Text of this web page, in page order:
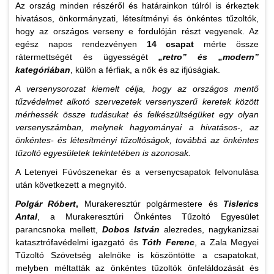
Az ország minden részéről és határainkon túlról is érkeztek
hivatásos, önkormányzati, létesítményi és önkéntes tűzoltók,
hogy az országos verseny e fordulóján részt vegyenek. Az
egész napos rendezvényen 14 csapat mérte össze
rátermettségét és ügyességét„retro” és „modern”
kategóriában, külön a férfiak, a nők és az ifjúságiak.
A versenysorozat kiemelt célja, hogy az országos mentő
tűzvédelmet alkotó szervezetek versenyszerű keretek között
mérhessék össze tudásukat és felkészültségüket egy olyan
versenyszámban, melynek hagyományai a hivatásos-, az
önkéntes- és létesítményi tűzoltóságok, továbbá az önkéntes
tűzoltó egyesületek tekintetében is azonosak.
A Letenyei Fúvószenekar és a versenycsapatok felvonulása
után következett a megnyitó.
Polgár Róbert, Murakeresztúr polgármestere és Tislerics
Antal, a Murakeresztúri Önkéntes Tűzoltó Egyesület
parancsnoka mellett, Dobos István alezredes, nagykanizsai
katasztrófavédelmi igazgató és Tóth Ferenc, a Zala Megyei
Tűzoltó Szövetség alelnöke is köszöntötte a csapatokat,
melyben méltatták az önkéntes tűzoltók önfeláldozását és